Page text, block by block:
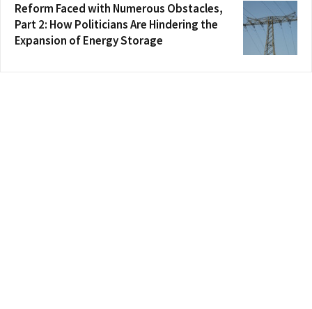
Reform Faced with Numerous Obstacles,
Part 2: How Politicians Are Hindering the
Expansion of Energy Storage